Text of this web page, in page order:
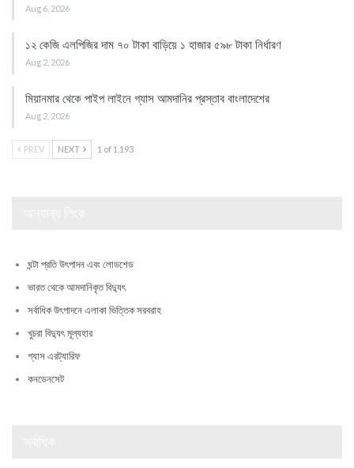
Aug 6, 2026
১২ কেজি এলপিজির দাম ৭০ টাকা বাড়িয়ে ১ হাজার ৫৯৮ টাকা নির্ধারণ
Aug 2, 2026
মিয়ানমার থেকে পাইপ লাইনে গ্যাস আমদানির প্রস্তাব বাংলাদেশের
Aug 2, 2026
PREV NEXT 1 of 1,193
ঘন্টা প্রতি উৎপাদন এবং লোডশেড
ভারত থেকে আমদানিকৃত বিদ্যুৎ
সর্বাধিক উৎপাদনে এলাকা ভিত্তিক সরবরাহ
খুচরা বিদ্যুৎ মূল্যহার
গ্যাস এরট্যারিফ
কনডেনসেট